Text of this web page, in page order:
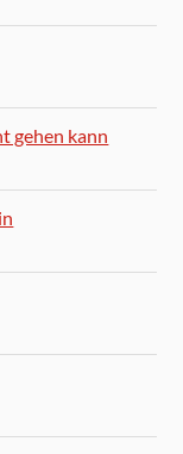
gehen kann